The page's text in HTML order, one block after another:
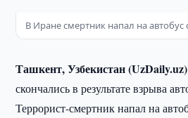
В Иране смертник напал на
Ташкент, Узбекистан
скончались в результате взрыва
Террорист-смертник напал на